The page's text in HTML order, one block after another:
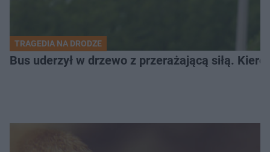
TRAGEDIA NA DRODZE
Bus uderzył w drzewo z przerażającą siłą.